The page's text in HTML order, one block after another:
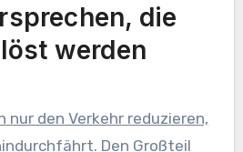
die
werden
nur den Verkehr reduzieren,
Den Großteil